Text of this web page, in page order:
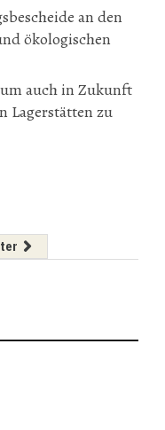
an den
ökologischen
auch in Zukunft
Lagerstätten zu
»Umweltschutz muss mit
Beitrag: »Wenn man